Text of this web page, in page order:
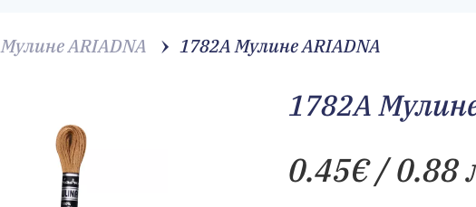
Мулине ARIADNA 1782A Мулине АRIADNA
1782A
0.45€/ 0.88